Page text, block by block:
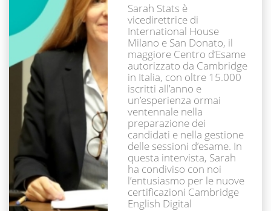
Sarah Stats è
vicedirettrice di
International House
Milano e San Donato, il
maggiore Centro d’Esame
autorizzato da Cambridge
in Italia, con oltre 15.000
iscritti all’anno e
un’esperienza ormai
ventennale nella
preparazione dei
candidati e nella gestione
delle sessioni d’esame. In
questa intervista, Sarah
ha condiviso con noi
l’entusiasmo per le nuove
certificazioni Cambridge
English Digital